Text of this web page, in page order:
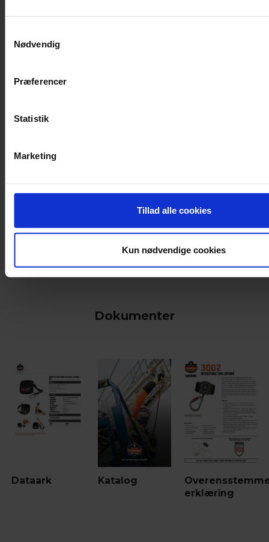
Nødvendig
Præferencer
Statistik
Marketing
Tillad alle cookies
Kun nødvendige cookies
keyboard_arrow_down
Dokumenter
Dataark Katalog
erklæring